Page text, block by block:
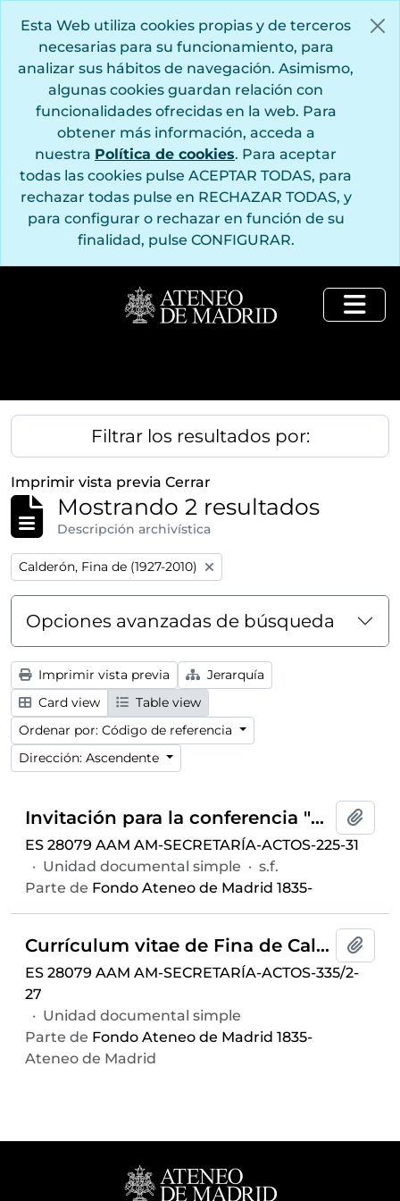
Esta Web utiliza cookies propias y de terceros
necesarias para su funcionamiento, para
analizar sus hábitos de navegación. Asimismo,
algunas cookies guardan relación con
funcionalidades ofrecidas en la web. Para
obtener más información, acceda a
nuestra Política de cookies. Para aceptar
todas las cookies pulse ACEPTAR TODAS, para
rechazar todas pulse en RECHAZAR TODAS, y
para configurar o rechazar en función de su
finalidad, pulse CONFIGURAR.
Filtrar los resultados por:
Imprimir vista previa Cerrar
Mostrando 2 resultados
Descripción archivística
Remove filter:
Calderón, Fina de (1927-2010)
Opciones avanzadas de búsqueda
Imprimir vista previa
Jerarquía
Card view
Table view
Ordenar por: Código de referencia
Dirección: Ascendente
Invitación para la conferencia "De la cuadratura de un círculo: el amor" ofrecida por Fina de Calderon, celebrada el 17 de febrero de 1967 en el Salón de Actos
ES 28079 AAM AM-SECRETARÍA-ACTOS-225-31
· Unidad documental simple · s.f.
Parte de Fondo Ateneo de Madrid 1835-
Currículum vitae de Fina de Calderón
ES 28079 AAM AM-SECRETARÍA-ACTOS-335/2-
27
· Unidad documental simple
Parte de Fondo Ateneo de Madrid 1835-
Ateneo de Madrid